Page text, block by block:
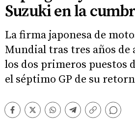
Suzuki en la
La firma japonesa de
Mundial tras tres años de
los dos primeros puestos
el séptimo GP de su
Facebook
TwitterWhatsappTelegram
Copiar
Comentarios